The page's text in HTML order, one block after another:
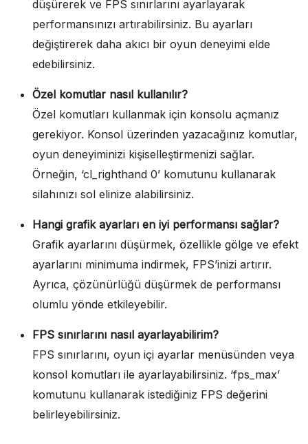
düşürerek ve FPS sınırlarını ayarlayarak
performansınızı artırabilirsiniz. Bu ayarları
değiştirerek daha akıcı bir oyun deneyimi elde
edebilirsiniz.
Özel komutlar nasıl kullanılır?
Özel komutları kullanmak için konsolu açmanız
gerekiyor. Konsol üzerinden yazacağınız komutlar,
oyun deneyiminizi kişiselleştirmenizi sağlar.
Örneğin, ‘cl_righthand 0’ komutunu kullanarak
silahınızı sol elinize alabilirsiniz.
Hangi grafik ayarları en iyi performansı sağlar?
Grafik ayarlarını düşürmek, özellikle gölge ve efekt
ayarlarını minimuma indirmek, FPS’inizi artırır.
Ayrıca, çözünürlüğü düşürmek de performansı
olumlu yönde etkileyebilir.
FPS sınırlarını nasıl ayarlayabilirim?
FPS sınırlarını, oyun içi ayarlar menüsünden veya
konsol komutları ile ayarlayabilirsiniz. ‘fps_max’
komutunu kullanarak istediğiniz FPS değerini
belirleyebilirsiniz.